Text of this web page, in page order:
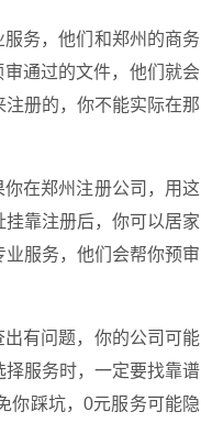
务，他们和郑州的商务
通过的文件，他们就会
册的，你不能实际在那
在郑州注册公司，用这
靠注册后，你可以居家
服务，他们会帮你预审
有问题，你的公司可能
服务时，一定要找靠谱
你踩坑，0元服务可能隐